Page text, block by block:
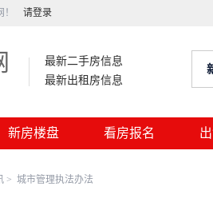
请登录
最新二手房信息
最新出租房信息
新房楼盘 看房报名
> 城市管理执法办法